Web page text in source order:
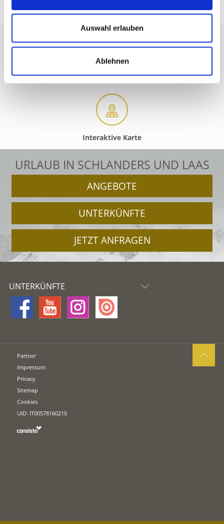
Auswahl erlauben
Ablehnen
+39 0473 73 01 55 info@schlanders-laas.it
Interaktive Karte
URLAUB IN SCHLANDERS UND LAAS
ANGEBOTE
UNTERKÜNFTE
JETZT ANFRAGEN
UNTERKÜNFTE
Partner
Impressum
Privacy
Sitemap
Cookies
UID: IT00578160210